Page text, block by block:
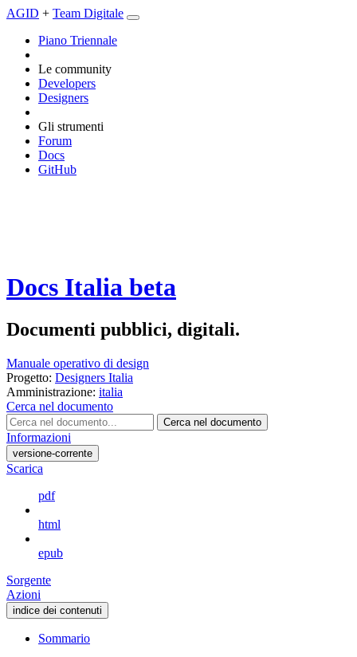
AGID + Team Digitale
Piano Triennale
Le community
Developers
Designers
Gli strumenti
Forum
Docs
GitHub
Docs Italia beta
Documenti pubblici, digitali.
Manuale operativo di design
Progetto: Designers Italia
Amministrazione: italia
Cerca nel documento
Cerca nel documento
Informazioni
versione-corrente
Scarica
pdf
html
epub
Sorgente
Azioni
indice dei contenuti
Sommario